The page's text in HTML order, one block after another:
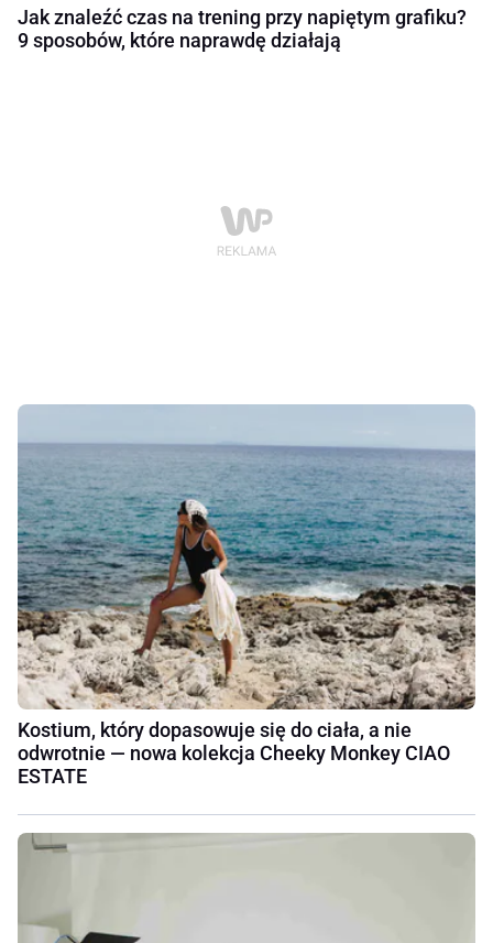
Jak znaleźć czas na trening przy napiętym grafiku?
9 sposobów, które naprawdę działają
Kostium, który dopasowuje się do ciała, a nie
odwrotnie — nowa kolekcja Cheeky Monkey CIAO
ESTATE